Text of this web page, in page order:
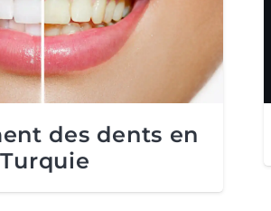
des dents en
Turquie